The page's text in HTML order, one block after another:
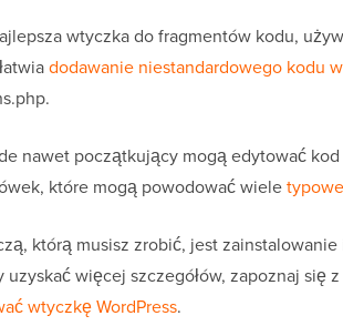
wtyczka do fragmentów kodu,
dodawanie niestandardowego kodu
nawet początkujący mogą edytować
które mogą powodować wiele
którą musisz zrobić, jest
uzyskać więcej szczegółów, zapoznaj się
wtyczkę WordPress.